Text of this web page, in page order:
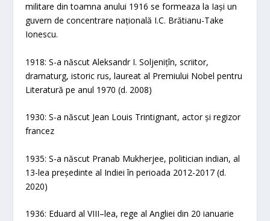
militare din toamna anului 1916 se formeaza la Iași un
guvern de concentrare națională I.C. Brătianu-Take
Ionescu.
1918: S-a născut Aleksandr I. Soljenițîn, scriitor,
dramaturg, istoric rus, laureat al Premiului Nobel pentru
Literatură pe anul 1970 (d. 2008)
1930: S-a născut Jean Louis Trintignant, actor și regizor
francez
1935: S-a născut Pranab Mukherjee, politician indian, al
13-lea președinte al Indiei în perioada 2012-2017 (d.
2020)
1936: Eduard al VIII–lea, rege al Angliei din 20 ianuarie